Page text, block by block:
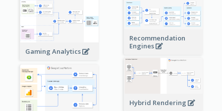
Gaming Analytics
Recommendation
Engines
Hybrid Rendering